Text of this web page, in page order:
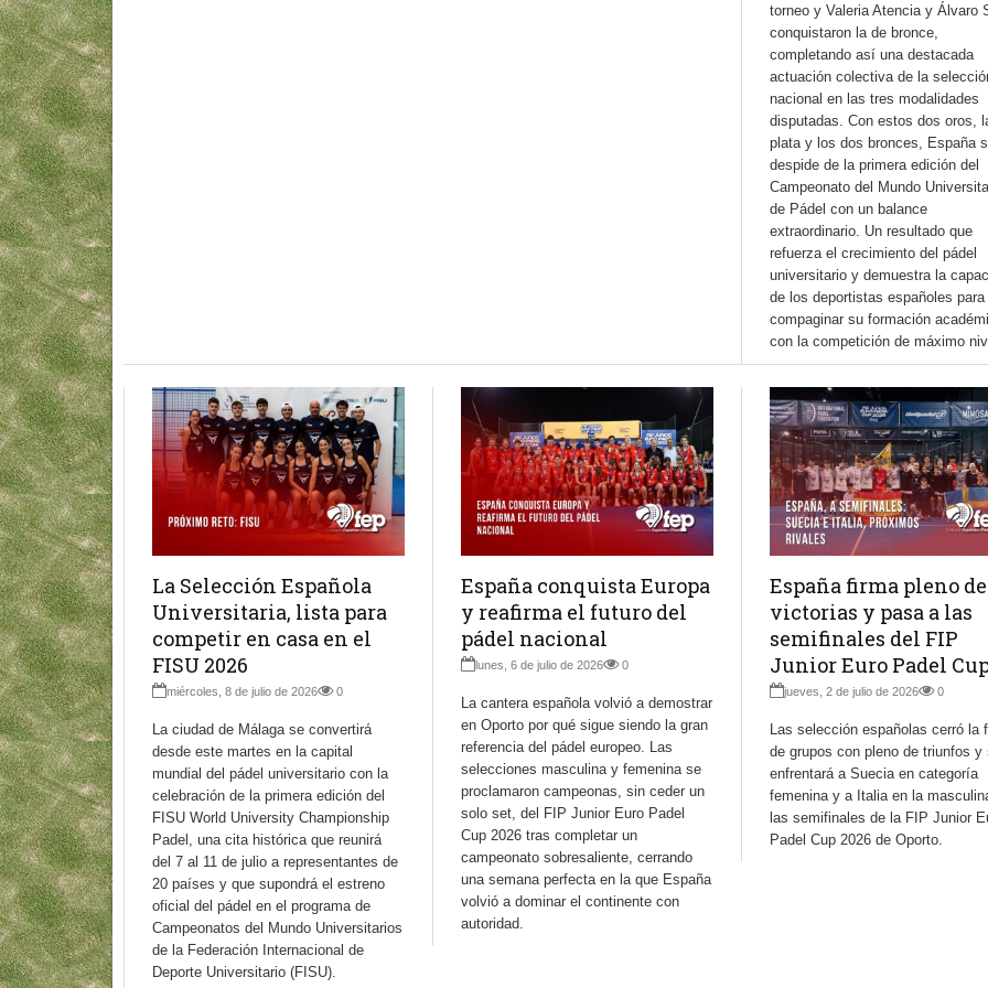
torneo y Valeria Atencia y Álvaro
conquistaron la de bronce,
completando así una destacada
actuación colectiva de la
nacional en las tres modalidades
disputadas. Con estos dos oros,
plata y los dos bronces, España
despide de la primera edición del
Campeonato del Mundo
de Pádel con un balance
extraordinario. Un resultado que
refuerza el crecimiento del pádel
universitario y demuestra la
de los deportistas españoles para
compaginar su formación
con la competición de máximo
La Selección Española
Universitaria, lista para
competir en casa en el
FISU 2026
miércoles, 8 de julio de 2026 0
La ciudad de Málaga se convertirá
desde este martes en la capital
mundial del pádel universitario con la
celebración de la primera edición del
FISU World University Championship
Padel, una cita histórica que reunirá
del 7 al 11 de julio a representantes de
20 países y que supondrá el estreno
oficial del pádel en el programa de
Campeonatos del Mundo Universitarios
de la Federación Internacional de
Deporte Universitario (FISU).
España conquista Europa
y reafirma el futuro del
pádel nacional
lunes, 6 de julio de 2026 0
La cantera española volvió a demostrar
en Oporto por qué sigue siendo la gran
referencia del pádel europeo. Las
selecciones masculina y femenina se
proclamaron campeonas, sin ceder un
solo set, del FIP Junior Euro Padel
Cup 2026 tras completar un
campeonato sobresaliente, cerrando
una semana perfecta en la que España
volvió a dominar el continente con
autoridad.
España firma pleno de
victorias y pasa a las
semifinales del FIP
Junior Euro Padel
jueves, 2 de julio de 2026 0
Las selección españolas cerró la
de grupos con pleno de triunfos y
enfrentará a Suecia en categoría
femenina y a Italia en la
las semifinales de la FIP Junior
Padel Cup 2026 de Oporto.